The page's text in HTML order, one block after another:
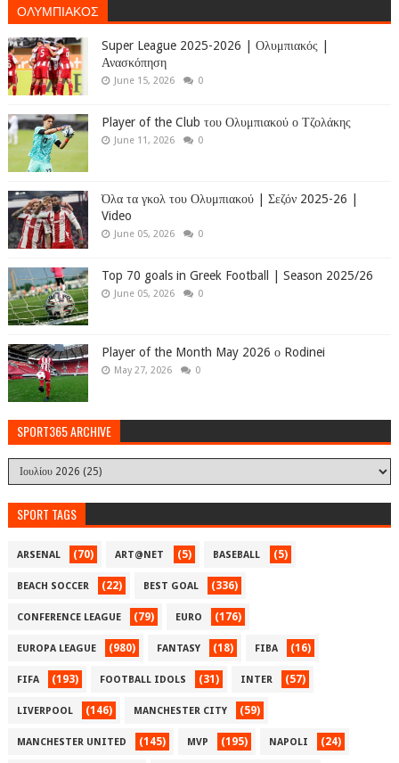
ΟΛΥΜΠΙΑΚΟΣ
Super League 2025-2026 | Ολυμπιακός |
Ανασκόπηση
June 15, 2026 0
Player of the Club του Ολυμπιακού ο Τζολάκης
June 11, 2026 0
Όλα τα γκολ του Ολυμπιακού | Σεζόν 2025-26 |
Video
June 05, 2026 0
Top 70 goals in Greek Football | Season 2025/26
June 05, 2026 0
Player of the Month May 2026 ο Rodinei
May 27, 2026 0
SPORT365 ARCHIVE
SPORT TAGS
ARSENAL (70) ART@NET (5) BASEBALL (5)
BEACH SOCCER (22) BEST GOAL (336)
CONFERENCE LEAGUE (79) EURO (176)
EUROPA LEAGUE (980) FANTASY (18) FIBA (16)
FIFA (193) FOOTBALL IDOLS (31) INTER (57)
LIVERPOOL (146) MANCHESTER CITY (59)
MANCHESTER UNITED (145) MVP (195) NAPOLI (24)